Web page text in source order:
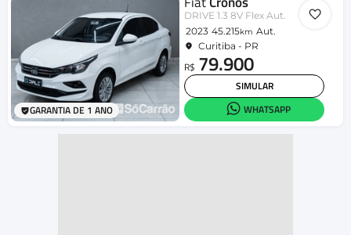
GARANTIA DE 1 ANO
DRIVE 1.3 8V Flex Aut.
2023 45.215km Aut.
Curitiba - PR
R$ 79.900
SIMULAR
WHATSAPP